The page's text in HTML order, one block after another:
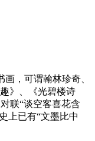
，可谓翰林珍奇、
》、《光碧楼诗
联“谈空客喜花含
上已有“文墨比中